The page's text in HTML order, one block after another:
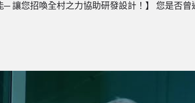
─ 讓您招喚全村之力協助研發設計！】 您是